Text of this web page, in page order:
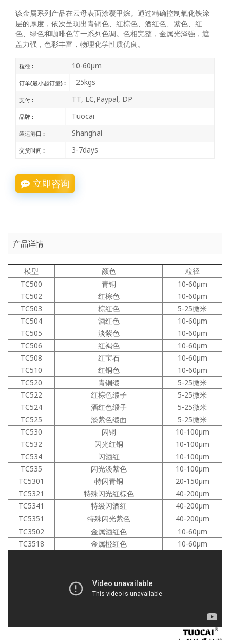
该金属系列产品在云母表面涂覆甲烷。通过精确控制氧化铁涂
层的厚度，依次呈现出青铜色、红棕色、酒红色、紫色、红
色、绿色和咖啡色等一系列色调。色相完整，金属光泽强，遮
盖力强，色彩丰富，物理化学性质优良。
粒径 : 10-60μm
订单(最小起订量) : 25kgs
支付 : TT, LC,Paypal, DP
品牌 : Tuocai
装运港口 : Shanghai
交货时间 : 3-7days
立即咨询
产品详情
模型 颜色
粒径
TC500
青铜
10-60μm
TC502
红棕色
10-60μm
TC503
棕红色
5-25微米
TC504
酒红色
10-60μm
TC505
淡紫色
10-60μm
TC506
红褐色
10-60μm
TC508
红宝石
10-60μm
TC510
红铜色
10-60μm
TC520
青铜缎
5-25微米
TC522
红棕色缎子
5-25微米
TC524
酒红色缎子
5-25微米
TC525
淡紫色缎面
5-25微米
TC530
闪铜
10-100μm
TC532
闪光红铜
10-100μm
TC534
闪酒红
10-100μm
TC535
闪光淡紫色
10-100μm
TC5301
特闪青铜
20-150μm
TC5321
特殊闪光红棕色
40-200μm
TC5341
特级闪酒红
40-200μm
TC5351
特殊闪光紫色
40-200μm
TC3502
金属酒红色
10-60μm
TC3518
金属橙红色 10-60μm